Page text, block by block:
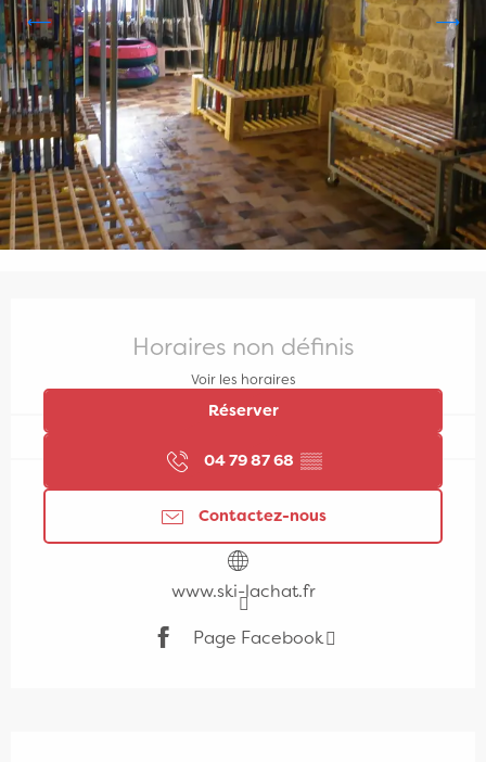
Horaires non définis
Voir les horaires
Réserver
04 79 87 68 ▒▒
Contactez-nous
www.ski-lachat.fr
Page Facebook